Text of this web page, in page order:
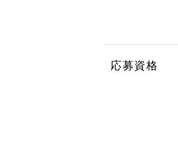
応募資格